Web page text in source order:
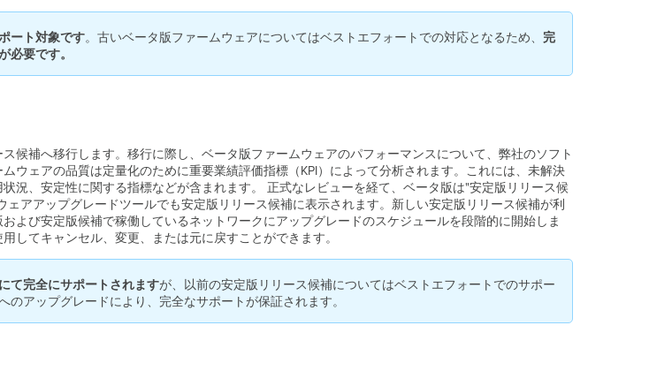
版
リ
定
版
管
理
者
の
知
ロ
ート対象です。古いベータ版ファームウェアについてはベストエフォートでの対応となるため、 完
必要です。
候補へ移行します。移行に際し、ベータ版ファームウェアのパフォーマンスについて、弊社のソフト
ウェアの品質は定量化のために重要業績評価指標（KPI）によって分析されます。これには、未解決
況、安定性に関する指標などが含まれます。 正式なレビューを経て、ベータ版は"安定版リリース候
アアップグレードツールでも安定版リリース候補に表示されます。新しい安定版リリース候補が利
よび安定版候補で稼働しているネットワークにアップグレードのスケジュールを段階的に開始しま
してキャンセル、変更、または元に戻すことができます。
て完全にサポートされますが、以前の安定版リリース候補についてはベストエフォートでのサポー
アップグレードにより、完全なサポートが保証されます。